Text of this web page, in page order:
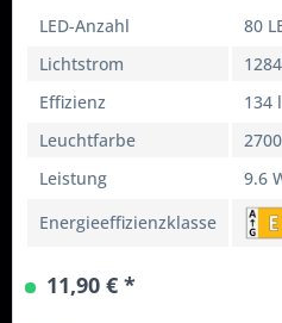
LED-Anzahl
80
Lichtstrom
Effizienz
134
Leuchtfarbe
Leistung
9.6
Energieeffizienzklasse
11,90 € *